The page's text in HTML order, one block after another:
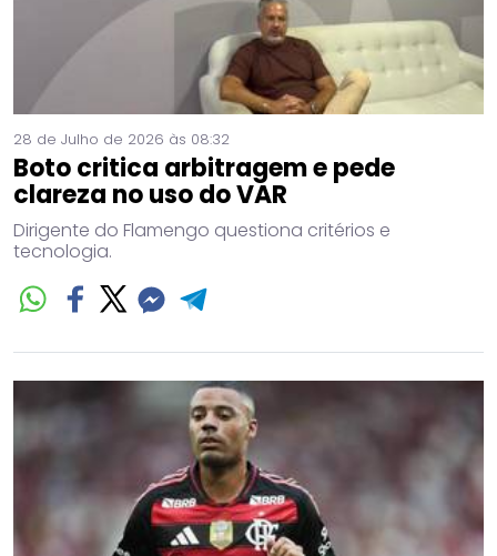
28 de Julho de 2026 às 08:32
Boto critica arbitragem e pede
clareza no uso do VAR
Dirigente do Flamengo questiona critérios e
tecnologia.